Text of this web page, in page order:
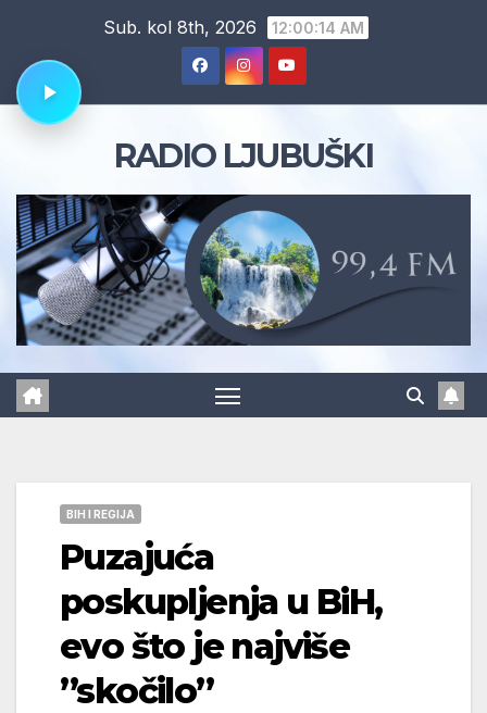
content
Sub. kol 8th, 2026 12:00:15 AM
RADIO LJUBUŠKI
BIH I REGIJA
Puzajuća
poskupljenja u BiH,
evo što je najviše
”skočilo”